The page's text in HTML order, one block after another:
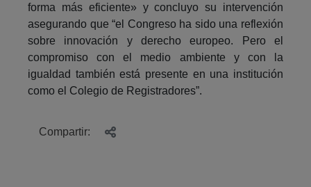
forma más eficiente» y concluyo su intervención
asegurando que “el Congreso ha sido una reflexión
sobre innovación y derecho europeo. Pero el
compromiso con el medio ambiente y con la
igualdad también está presente en una institución
como el Colegio de Registradores”.
Compartir: